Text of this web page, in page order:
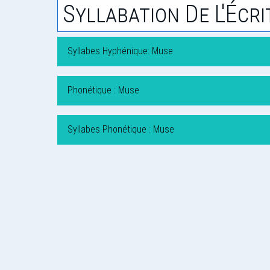
Syllabation De
Syllabes Hyphénique: Muse
Phonétique : Muse
Syllabes Phonétique : Muse